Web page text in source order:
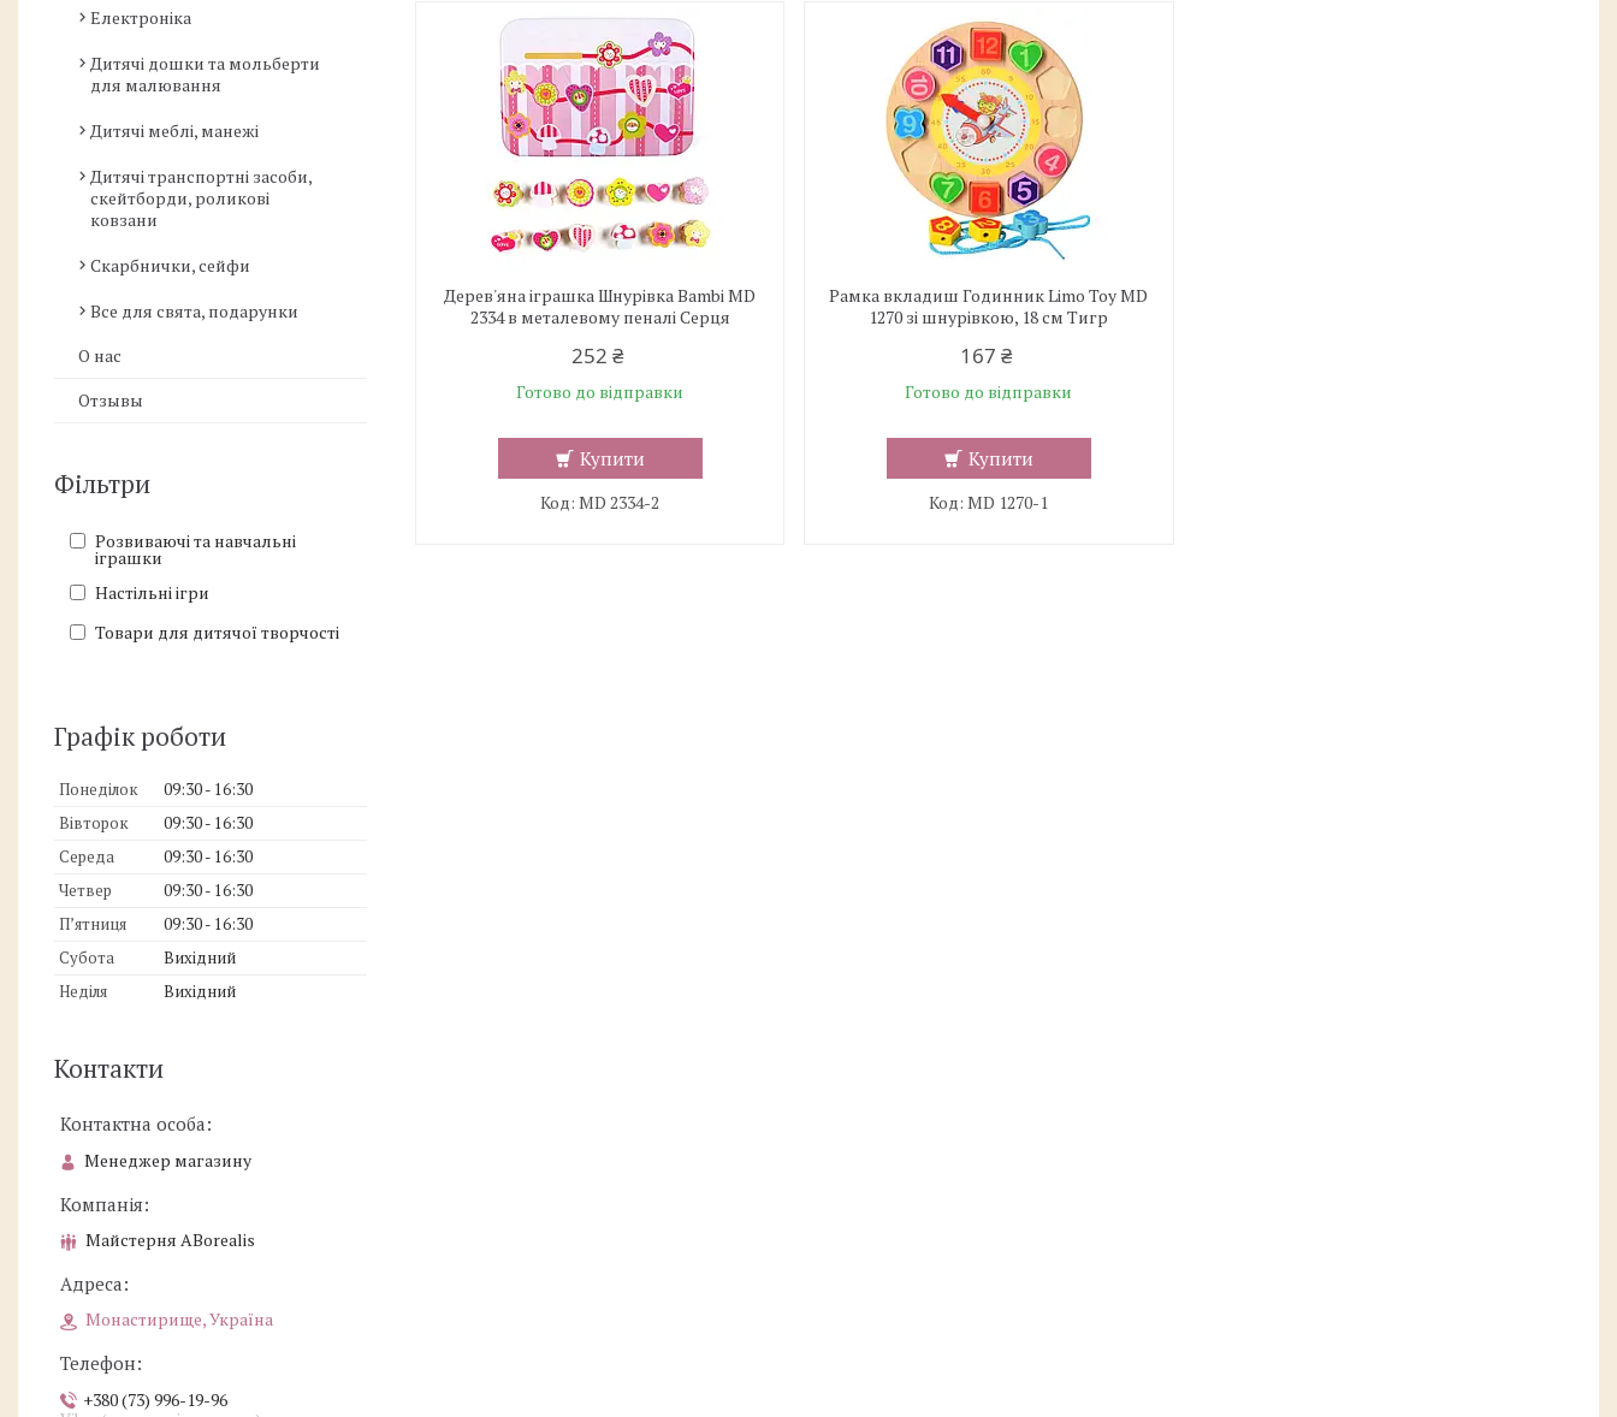
Дерев'яна іграшка Шнурівка Bambi MD
2334 в металевому пеналі Серця
252 ₴
Готово до відправки
Купити
MD 2334-2
Рамка вкладиш Годинник Limo Toy MD
1270 зі шнурівкою, 18 см Тигр
167 ₴
Готово до відправки
Купити
MD 1270-1
Електроніка
Дитячі дошки та мольберти
для малювання
Дитячі меблі, манежі
Дитячі транспортні засоби,
скейтборди, роликові
ковзани
Скарбнички, сейфи
Все для свята, подарунки
О нас
Отзывы
Фільтри
Розвиваючі та навчальні
іграшки
Настільні ігри
Товари для дитячої творчості
Графік роботи
Понеділок 09:30
16:30
Вівторок
09:30
16:30
Середа
09:30
16:30
Четвер
09:30
16:30
Пʼятниця
09:30
16:30
Субота
Вихідний
Неділя
Вихідний
Контакти
Менеджер магазину
Майстерня ABorealis
Монастирище, Україна
+380 (73) 996-19-96